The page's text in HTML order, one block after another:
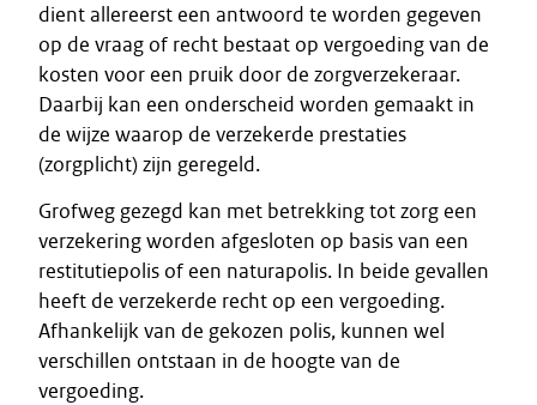
dient allereerst een antwoord te worden gegeven
op de vraag of recht bestaat op vergoeding van de
kosten voor een pruik door de zorgverzekeraar.
Daarbij kan een onderscheid worden gemaakt in
de wijze waarop de verzekerde prestaties
(zorgplicht) zijn geregeld.
Grofweg gezegd kan met betrekking tot zorg een
verzekering worden afgesloten op basis van een
restitutiepolis of een naturapolis. In beide gevallen
heeft de verzekerde recht op een vergoeding.
Afhankelijk van de gekozen polis, kunnen wel
verschillen ontstaan in de hoogte van de
vergoeding.